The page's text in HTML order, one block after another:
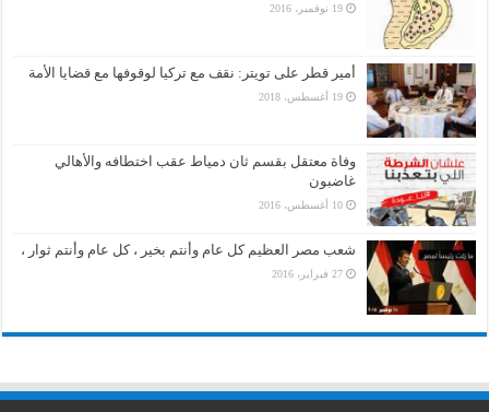
19 نوفمبر، 2016
أمير قطر على تويتر: نقف مع تركيا لوقوفها مع قضايا الأمة
19 أغسطس، 2018
وفاة معتقل بقسم ثان دمياط عقب اختطافه والأهالي
غاضبون
10 أغسطس، 2016
شعب مصر العظيم كل عام وأنتم بخير ، كل عام وأنتم ثوار ،
27 فبراير، 2016